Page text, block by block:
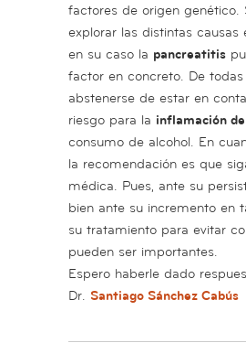
factores de origen
explorar las distintas
en su caso la pancreatitis
factor en concreto. De
abstenerse de estar en
riesgo para la inflamación
consumo de alcohol. En
la recomendación es que
médica. Pues, ante su
bien ante su incremento en
su tratamiento para evitar
pueden ser importantes.
Espero haberle dado
Dr. Santiago Sánchez Cabús